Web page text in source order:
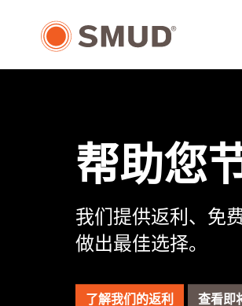
帮助您
我们提供返利、免
做出最佳选择。
了解我们的返利 查看即